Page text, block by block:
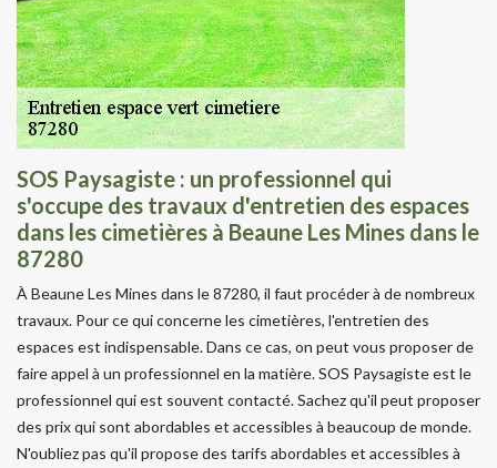
SOS Paysagiste : un professionnel qui
s'occupe des travaux d'entretien des espaces
dans les cimetières à Beaune Les Mines dans le
87280
À Beaune Les Mines dans le 87280, il faut procéder à de nombreux
travaux. Pour ce qui concerne les cimetières, l'entretien des
espaces est indispensable. Dans ce cas, on peut vous proposer de
faire appel à un professionnel en la matière. SOS Paysagiste est le
professionnel qui est souvent contacté. Sachez qu'il peut proposer
des prix qui sont abordables et accessibles à beaucoup de monde.
N'oubliez pas qu'il propose des tarifs abordables et accessibles à